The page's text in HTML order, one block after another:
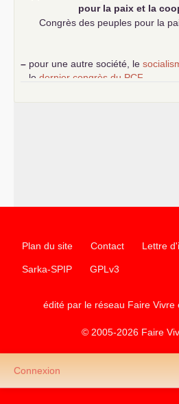
pour la paix et la
Congrès des peuples pour la
– pour une autre société, le
le dernier congrès du PCF
Plan du site Contact Lettre
Sarka-SPIP GPLv3
édité par le réseau Faire Vivre
© 2005-2026 Faire
Connexion